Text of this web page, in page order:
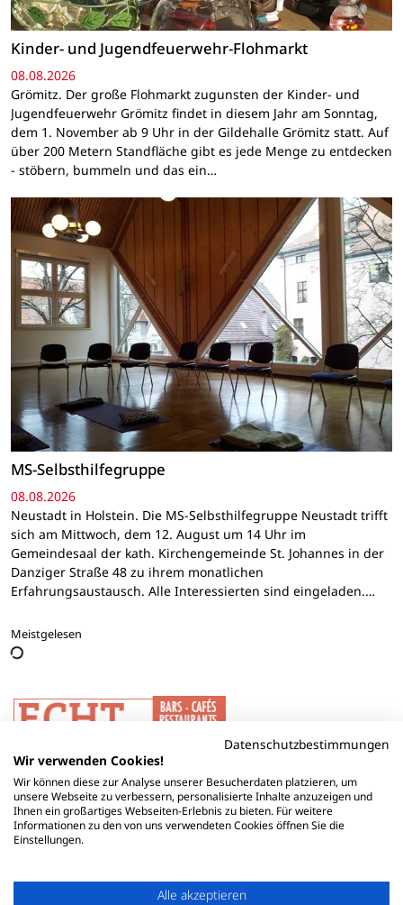
Kinder- und Jugendfeuerwehr-Flohmarkt
08.08.2026
Grömitz. Der große Flohmarkt zugunsten der Kinder- und
Jugendfeuerwehr Grömitz findet in diesem Jahr am Sonntag,
dem 1. November ab 9 Uhr in der Gildehalle Grömitz statt. Auf
über 200 Metern Standfläche gibt es jede Menge zu entdecken
- stöbern, bummeln und das ein…
MS-Selbsthilfegruppe
08.08.2026
Neustadt in Holstein. Die MS-Selbsthilfegruppe Neustadt trifft
sich am Mittwoch, dem 12. August um 14 Uhr im
Gemeindesaal der kath. Kirchengemeinde St. Johannes in der
Danziger Straße 48 zu ihrem monatlichen
Erfahrungsaustausch. Alle Interessierten sind eingeladen.…
Meistgelesen
Datenschutzbestimmungen
Wir verwenden Cookies!
Wir können diese zur Analyse unserer Besucherdaten platzieren, um
unsere Webseite zu verbessern, personalisierte Inhalte anzuzeigen und
Ihnen ein großartiges Webseiten-Erlebnis zu bieten. Für weitere
Informationen zu den von uns verwendeten Cookies öffnen Sie die
Einstellungen.
Alle akzeptieren